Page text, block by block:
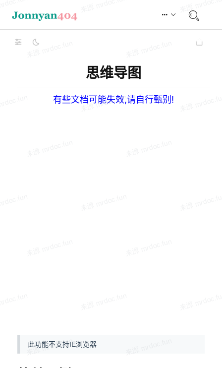
思维导图
有些文档可能失效,请自行甄别!
此功能不支持IE浏览器